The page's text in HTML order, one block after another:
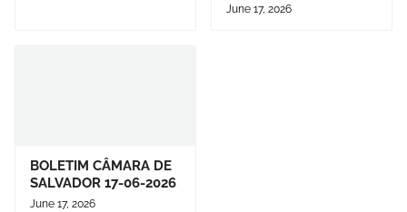
June 17, 2026
BOLETIM CÂMARA DE
SALVADOR 17-06-2026
June 17, 2026